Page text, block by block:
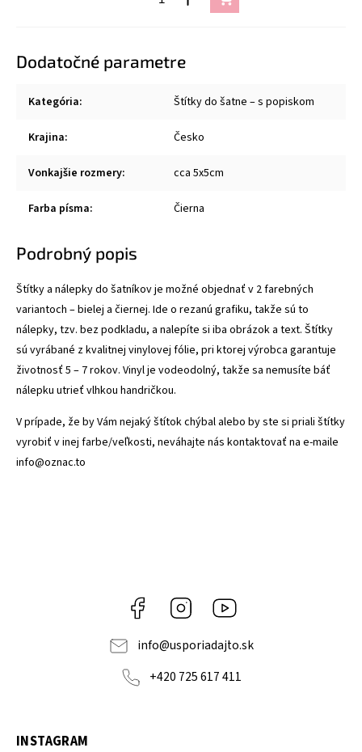
Dodatočné parametre
Kategória: Štítky do šatne – s popiskom
Krajina: Česko
Vonkajšie rozmery: cca 5x5cm
Farba písma: Čierna
Podrobný popis
Štítky a nálepky do šatníkov je možné objednať v 2 farebných
variantoch – bielej a čiernej. Ide o rezanú grafiku, takže sú to
nálepky, tzv. bez podkladu, a nalepíte si iba obrázok a text. Štítky
sú vyrábané z kvalitnej vinylovej fólie, pri ktorej výrobca garantuje
životnosť 5 – 7 rokov. Vinyl je vodeodolný, takže sa nemusíte báť
nálepku utrieť vlhkou handričkou.
V prípade, že by Vám nejaký štítok chýbal alebo by ste si priali štítky
vyrobiť v inej farbe/veľkosti, neváhajte nás kontaktovať na e-maile
info@oznac.to
Facebook Instagram
info@usporiadajto.sk
+420 725 617 411
INSTAGRAM